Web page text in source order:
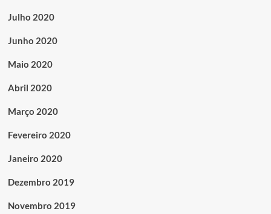
Julho 2020
Junho 2020
Maio 2020
Abril 2020
Março 2020
Fevereiro 2020
Janeiro 2020
Dezembro 2019
Novembro 2019